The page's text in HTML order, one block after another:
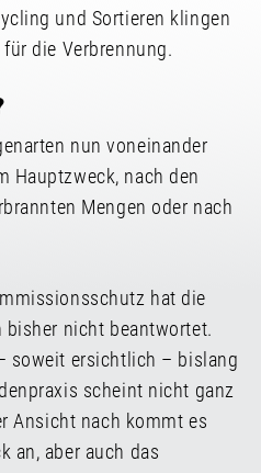
und Sortieren klingen
die Verbrennung.
nun voneinander
Hauptzweck, nach den
Mengen oder nach
hat die
bisher nicht beantwortet.
soweit ersichtlich – bislang
scheint nicht ganz
Ansicht nach kommt es
an, aber auch das